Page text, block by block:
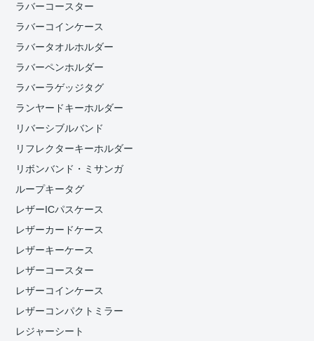
ラバーコースター
ラバーコインケース
ラバータオルホルダー
ラバーペンホルダー
ラバーラゲッジタグ
ランヤードキーホルダー
リバーシブルバンド
リフレクターキーホルダー
リボンバンド・ミサンガ
ループキータグ
レザーICパスケース
レザーカードケース
レザーキーケース
レザーコースター
レザーコインケース
レザーコンパクトミラー
レジャーシート